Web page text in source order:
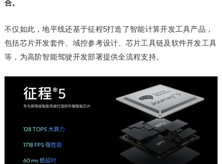
合。
不仅如此，地平线还基于征程5打造了智能计算开发工具产品，
包括芯片开发套件、域控参考设计、芯片工具链及软件开发工具
等，为高阶智能驾驶开发部署提供全流程支持。